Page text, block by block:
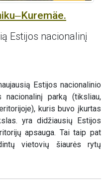
Estijos nacionalinį
Estijos nacionalinio
parką (tiksliau,
kuris buvo įkurtas
yra didžiausių Estijos
apsauga. Tai taip pat
vietovių šiaurės rytų